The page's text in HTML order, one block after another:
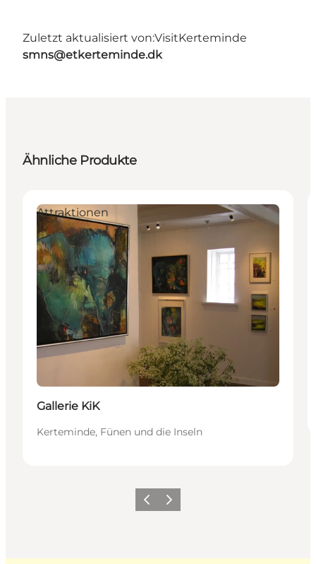
Zuletzt aktualisiert von:VisitKerteminde
smns@etkerteminde.dk
Ähnliche Produkte
Attraktionen
Gallerie KiK
Kerteminde, Fünen und die Inseln
ZurückWeiter